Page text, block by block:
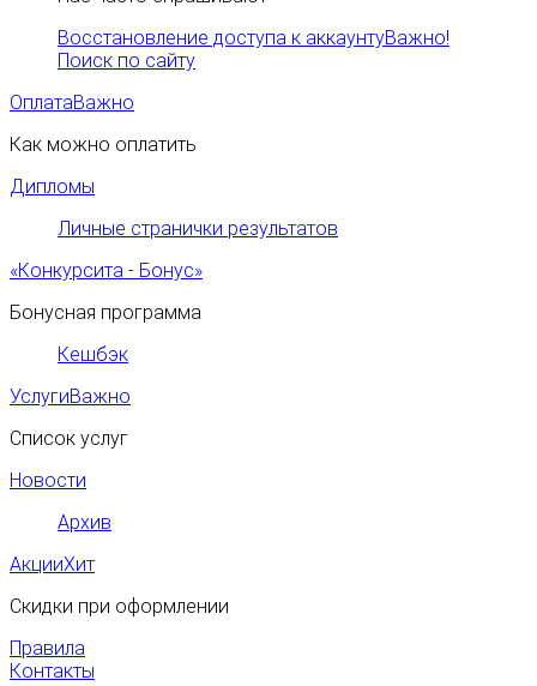
Восстановление доступа к аккаунтуВажно!
Поиск по сайту
ОплатаВажно
Как можно оплатить
Дипломы
Личные странички результатов
«Конкурсита - Бонус»
Бонусная программа
Кешбэк
УслугиВажно
Список услуг
Новости
Архив
АкцииХит
Скидки при оформлении
Правила
Контакты